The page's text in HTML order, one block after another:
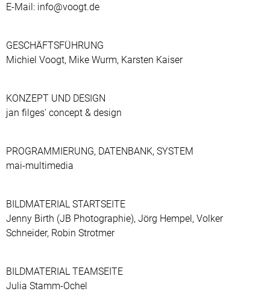
E-Mail: info@voogt.de
GESCHÄFTSFÜHRUNG
Michiel Voogt, Mike Wurm, Karsten Kaiser
KONZEPT UND DESIGN
jan filges' concept & design
PROGRAMMIERUNG, DATENBANK, SYSTEM
mai-multimedia
BILDMATERIAL STARTSEITE
Jenny Birth (JB Photographie), Jörg Hempel, Volker
Schneider, Robin Strotmer
BILDMATERIAL TEAMSEITE
Julia Stamm-Ochel